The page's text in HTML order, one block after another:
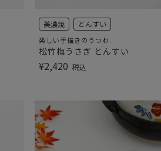
美濃焼 とんすい
楽しい手描きのうつわ
松竹梅うさぎ とんすい
¥2,420 税込